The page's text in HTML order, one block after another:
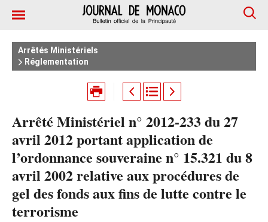
Arrêtés Ministériels
Réglementation
Arrêté Ministériel n° 2012-233 du 27
avril 2012 portant application de
l’ordonnance souveraine n° 15.321 du 8
avril 2002 relative aux procédures de
gel des fonds aux fins de lutte contre le
terrorisme